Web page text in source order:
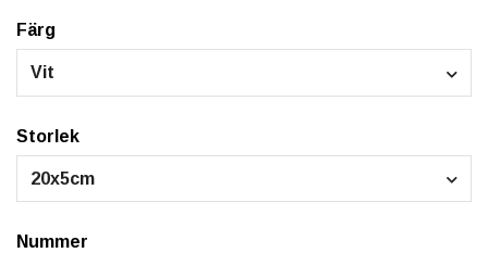
Färg
Vit
Storlek
20x5cm
Nummer